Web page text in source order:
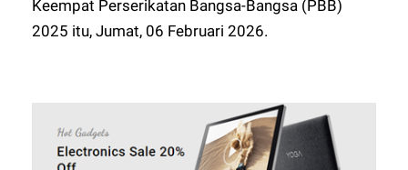
Keempat Perserikatan Bangsa-Bangsa (PBB)
2025 itu, Jumat, 06 Februari 2026.